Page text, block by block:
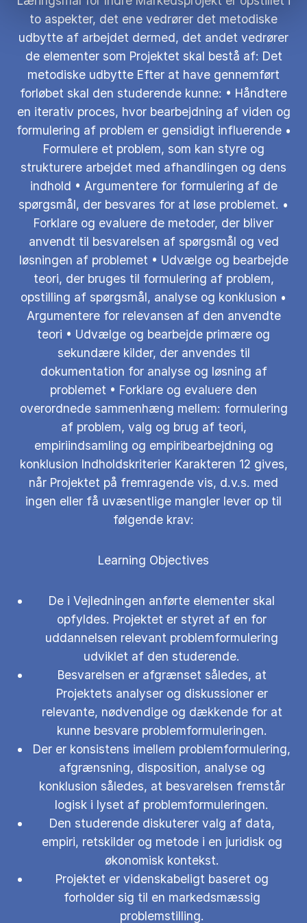
to aspekter, det ene vedrører det metodiske
udbytte af arbejdet dermed, det andet vedrører
de elementer som Projektet skal bestå af: Det
metodiske udbytte Efter at have gennemført
forløbet skal den studerende kunne: • Håndtere
en iterativ proces, hvor bearbejdning af viden og
formulering af problem er gensidigt influerende •
Formulere et problem, som kan styre og
strukturere arbejdet med afhandlingen og dens
indhold • Argumentere for formulering af de
spørgsmål, der besvares for at løse problemet. •
Forklare og evaluere de metoder, der bliver
anvendt til besvarelsen af spørgsmål og ved
løsningen af problemet • Udvælge og bearbejde
teori, der bruges til formulering af problem,
opstilling af spørgsmål, analyse og konklusion •
Argumentere for relevansen af den anvendte
teori • Udvælge og bearbejde primære og
sekundære kilder, der anvendes til
dokumentation for analyse og løsning af
problemet • Forklare og evaluere den
overordnede sammenhæng mellem: formulering
af problem, valg og brug af teori,
empiriindsamling og empiribearbejdning og
konklusion Indholdskriterier Karakteren 12 gives,
når Projektet på fremragende vis, d.v.s. med
ingen eller få uvæsentlige mangler lever op til
følgende krav:
Learning Objectives
De i Vejledningen anførte elementer skal
opfyldes. Projektet er styret af en for
uddannelsen relevant problemformulering
udviklet af den studerende.
Besvarelsen er afgrænset således, at
Projektets analyser og diskussioner er
relevante, nødvendige og dækkende for at
kunne besvare problemformuleringen.
Der er konsistens imellem problemformulering,
afgrænsning, disposition, analyse og
konklusion således, at besvarelsen fremstår
logisk i lyset af problemformuleringen.
Den studerende diskuterer valg af data,
empiri, retskilder og metode i en juridisk og
økonomisk kontekst.
Projektet er videnskabeligt baseret og
forholder sig til en markedsmæssig
problemstilling.